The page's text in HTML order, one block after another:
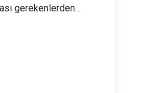
gerekenlerden…